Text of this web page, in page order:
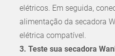
elétricos. Em seguida,
alimentação da secadora
elétrica compatível.
3. Teste sua secadora